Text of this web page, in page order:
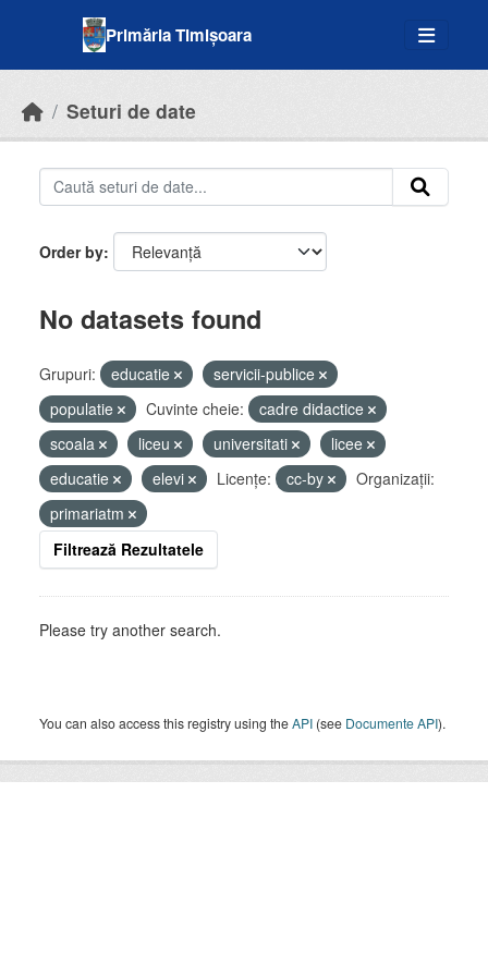
Primăria Timișoara
Seturi de date
Order by
No datasets found
Grupuri: educatie
servicii-publice
populatie
Cuvinte cheie:
cadre didactice
scoala
liceu universitati
licee
educatie
elevi Licenţe: cc-by
Organizații:
primariatm
Filtrează Rezultatele
Please try another search.
You can also access this registry using theAPI (see Documente API).